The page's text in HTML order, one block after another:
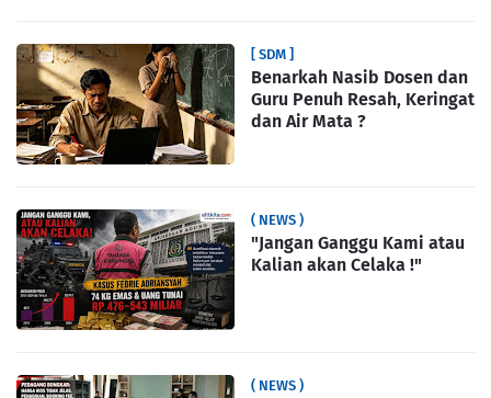
[ SDM ]
Benarkah Nasib Dosen dan
Guru Penuh Resah, Keringat
dan Air Mata ?
( NEWS )
"Jangan Ganggu Kami atau
Kalian akan Celaka !"
( NEWS )